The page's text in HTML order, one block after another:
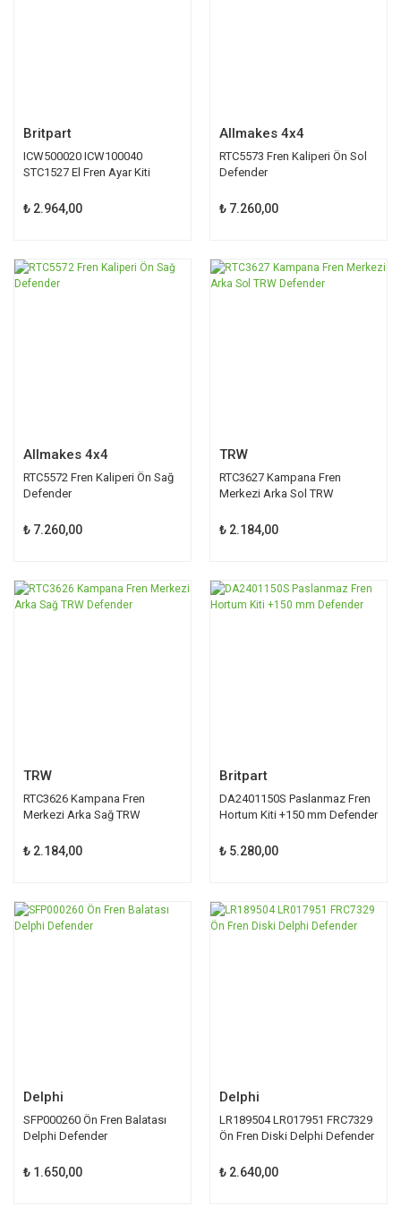
Britpart
ICW500020 ICW100040
STC1527 El Fren Ayar Kiti
₺ 2.964,00
Allmakes 4x4
RTC5573 Fren Kaliperi Ön Sol
Defender
₺ 7.260,00
Allmakes 4x4
RTC5572 Fren Kaliperi Ön Sağ
Defender
₺ 7.260,00
TRW
RTC3627 Kampana Fren
Merkezi Arka Sol TRW
₺ 2.184,00
TRW
RTC3626 Kampana Fren
Merkezi Arka Sağ TRW
₺ 2.184,00
Britpart
DA2401150S Paslanmaz Fren
Hortum Kiti +150 mm Defender
₺ 5.280,00
Delphi
SFP000260 Ön Fren Balatası
Delphi Defender
₺ 1.650,00
Delphi
LR189504 LR017951 FRC7329
Ön Fren Diski Delphi Defender
₺ 2.640,00